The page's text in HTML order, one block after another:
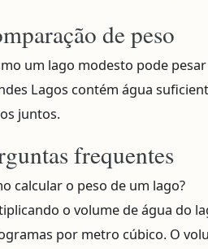
de peso
um lago modesto pode
Lagos contém água
juntos.
frequentes
calcular o peso de um lago?
o volume de água do
por metro cúbico. O